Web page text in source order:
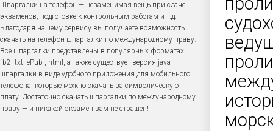
Шпаргалки на телефон — незаменимая вещь при сдаче
экзаменов, подготовке к контрольным работам и т.д.
Благодаря нашему сервису вы получаете возможность
скачать на телефон шпаргалки по международному праву.
Все шпаргалки представлены в популярных форматах
fb2, txt, ePub , html, а также существует версия java
шпаргалки в виде удобного приложения для мобильного
телефона, которые можно скачать за символическую
плату. Достаточно скачать шпаргалки по международному
праву — и никакой экзамен вам не страшен!